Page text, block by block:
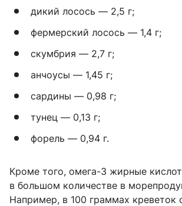
дикий лосось — 2,5 г;
фермерский лосось — 1,4 г;
скумбрия — 2,7 г;
анчоусы — 1,45 г;
сардины — 0,98 г;
тунец — 0,13 г;
форель — 0,94 г.
Кроме того, омега-3 жирные
в большом количестве в
Например, в 100 граммах креветок